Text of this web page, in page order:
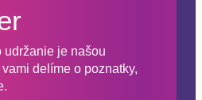
udržanie je našou
delíme o poznatky,